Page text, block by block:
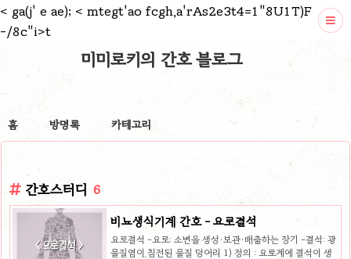
< ga(j' e ae); < mtegt'ao fcgh,a'rAs2e3t4=1"8U1T)F
-/8c"i>t
미미로키의 간호 블로그
홈 방명록 카테고리
간호스터디 6
비뇨생식기계 간호 - 요로결석
요로결석 -요로: 소변을 생성·보관·배출하는 장기 -결석: 광
물질염이 침전된 물질 덩어리 1) 정의 : 요로계에 결석이 생